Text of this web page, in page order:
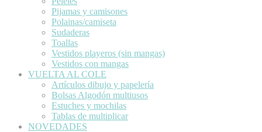
Pijamas y camisones
Polainas/camiseta
Sudaderas
Toallas
Vestidos playeros (sin mangas)
Vestidos con mangas
VUELTA AL COLE
Artículos dibujo y papelería
Bolsas Algodón multiusos
Estuches y mochilas
Tablas de multiplicar
NOVEDADES